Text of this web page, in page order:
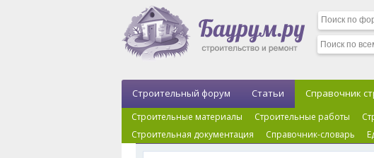
Строительный форум Статьи Справочник
Строительные материалы Строительные работы
Строительная документация
Справочник-словарь